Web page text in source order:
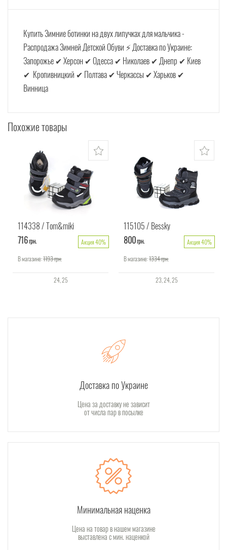
Купить Зимние ботинки на двух липучках для мальчика -
Распродажа Зимней Детской Обуви ⚡ Доставка по Украине:
Запорожье ✔ Херсон ✔ Одесса ✔ Николаев ✔ Днепр ✔ Киев
✔ Кропивницкий ✔ Полтава ✔ Черкассы ✔ Харьков ✔
Винница
Похожие товары
114338 Tom&miki
716грн.
Акция 40%
В магазине:1193грн.
24 25
115105 Bessky
800грн.
Акция 40%
В магазине:1334грн.
23 24 25
Доставка по Украине
Цена за доставку не зависит
от числа пар в посылке
Минимальная наценка
Цена на товар в нашем магазине
выставлена с мин. наценкой